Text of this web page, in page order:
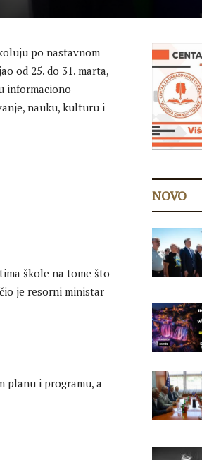
po nastavnom
od 25. do 31. marta,
informaciono-
nauku, kulturu i
škole na tome što
je resorni ministar
planu i programu, a
NOVO